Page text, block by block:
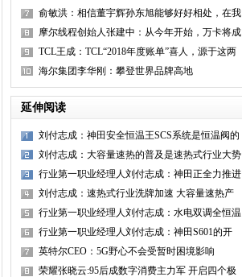
在美国落成9000t
俞敏洪：相信董宇辉孙东旭能够好好相处，在我
的领导下这种事
摩尔线程创始人张建中：从今年开始，万卡将成
为智算中心最低
TCL王成：TCL“2018年度账单”喜人，源于这两
点做得好
海尔集团李华刚：攀登世界品牌高地
延伸阅读
刘付志成：神田安全恒温王SCS系统是恒温阀的
王者之作
刘付志成：大容量速热的普及是速热式行业大势
所趋
行业第一职业经理人刘付志成：神田正全力推进
大容量速热普及
刘付志成：速热式行业洗牌加速 大容量速热产
品更新快有品牌
行业第一职业经理人刘付志成：水电双调全恒温
S851掀起市场冲
行业第一职业经理人刘付志成：神田S601的开
发应用了逆向思维
英特尔CEO：5G野心不会受暂时困境影响
荣耀张晓云:95后成数字消费主力军 开启四个极